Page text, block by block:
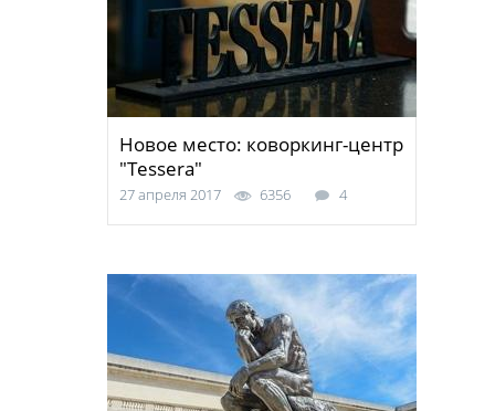
Новое место: коворкинг-центр
"Tessera"
27 апреля 2017 6356 4